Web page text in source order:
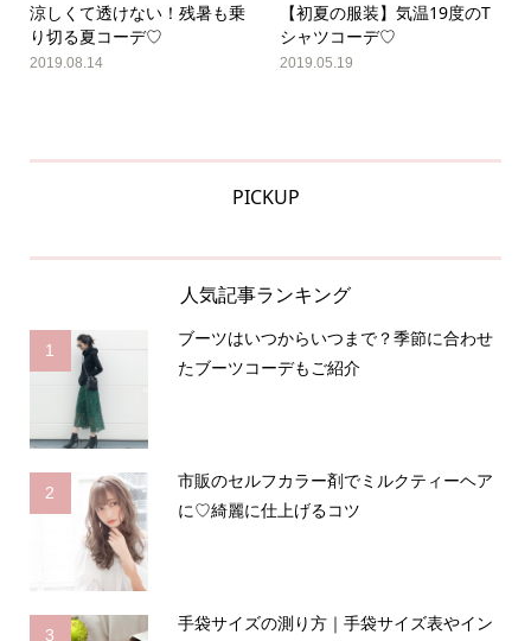
涼しくて透けない！残暑も乗
り切る夏コーデ♡
2019.08.14
【初夏の服装】気温19度のT
シャツコーデ♡
2019.05.19
PICKUP
人気記事ランキング
1
ブーツはいつからいつまで？季節に合わせ
たブーツコーデもご紹介
2
市販のセルフカラー剤でミルクティーヘア
に♡綺麗に仕上げるコツ
3
手袋サイズの測り方｜手袋サイズ表やイン